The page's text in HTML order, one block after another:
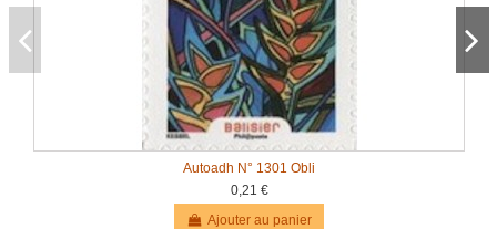
Autoadh N° 1301 Obli
0,21 €
Ajouter au panier